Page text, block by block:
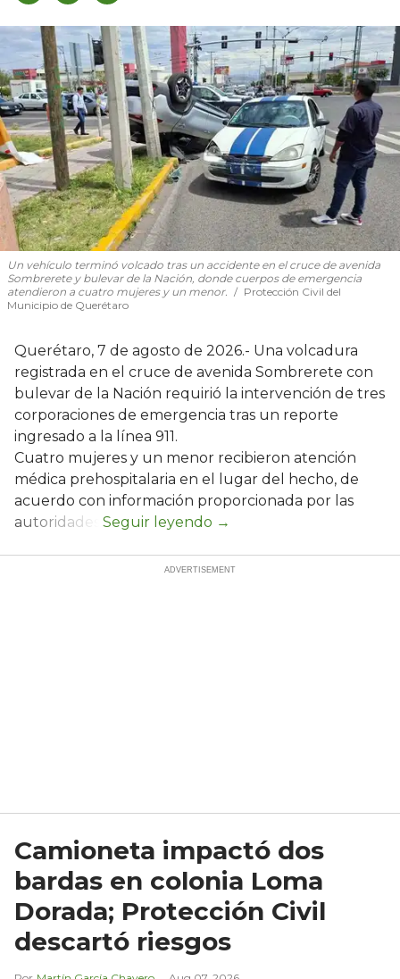
Un vehículo terminó volcado tras un accidente en el cruce de avenida
Sombrerete y bulevar de la Nación, donde cuerpos de emergencia
atendieron a cuatro mujeres y un menor.
Protección Civil del
Municipio de Querétaro
Querétaro, 7 de agosto de 2026.- Una volcadura
registrada en el cruce de avenida Sombrerete con
bulevar de la Nación requirió la intervención de tres
corporaciones de emergencia tras un reporte
ingresado a la línea 911.
Cuatro mujeres y un menor recibieron atención
médica prehospitalaria en el lugar del hecho, de
acuerdo con información proporcionada por las
autoridades.
Camioneta impactó dos
bardas en colonia Loma
Dorada; Protección Civil
descartó riesgos